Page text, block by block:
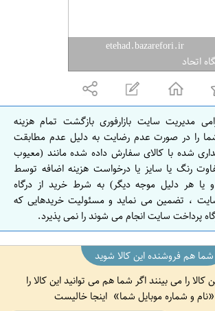
ص
ه
ا
ن
ا
ص
ف
ه
ا
ن
etehad.bazarefori.ir
اتحاد
مدیریت سایت بازارفوری بازگشت تمام هزینه
را در صورت عدم رضایت به دلیل عدم مطابقت
شده با کالای سفارش داده شده مانند (معیوب
رنگ یا سایز یا درخواست هزینه اضافه توسط
یا هر دلیل موجه دیگر) به شرط خرید از درگاه
، تضمین می نماید و مسئولیت خریدهایی که
پرداخت سایت انجام می شوند را نمی پذیرد.
شما هم فروشنده این کالا شوید
کالا را می بینند اگر شما هم می توانید این کالا را
نام و شماره موبایل شما اینجا خالیست